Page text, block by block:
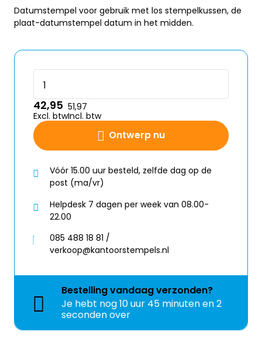
Datumstempel voor gebruik met los stempelkussen, de
plaat-datumstempel datum in het midden.
Ontwerp nu
42,95
Excl. btw
51,97
Incl. btw
Vóór 15.00 uur besteld, zelfde dag op de
post (ma/vr)
Helpdesk 7 dagen per week van 08.00-
22.00
085 488 18 81 /
verkoop@kantoorstempels.nl
Bestellingvandaagverzonden?
Je hebt nog10 uur 45 minuten en 2
seconden over